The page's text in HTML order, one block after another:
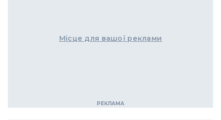
Місце для вашої реклами